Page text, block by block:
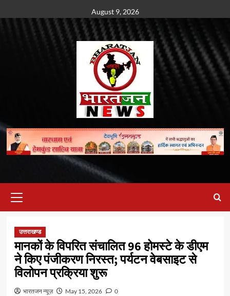
to
August 9, 2026
Menu
उत्तराखण्ड
मानकों के विपरित संचालित 96 होमस्टे के डीएम
ने किए पंजीकरण निरस्त; पर्यटन वेबसाइट से
विलोपन प्रक्रिया शुरू
भारतजन न्यूज़ May 15, 2026 0